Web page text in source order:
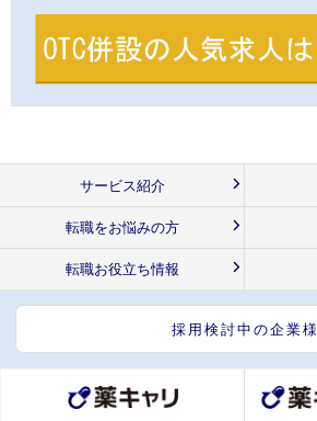
サービス紹介
転職をお悩みの方
転職お役立ち情報
採用検討中の企業様